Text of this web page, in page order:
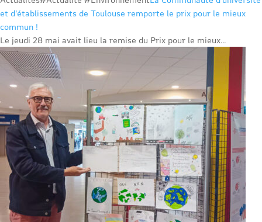
et d’établissements de Toulouse remporte le prix pour le mieux
commun !
Le jeudi 28 mai avait lieu la remise du Prix pour le mieux...